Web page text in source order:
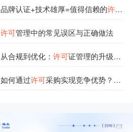
品牌认证+技术雄厚=值得信赖的许可
许可管理中的常见误区与正确做法
从合规到优化： 许可证管理的升级之道
如何通过许可采购实现竞争优势？深度解析